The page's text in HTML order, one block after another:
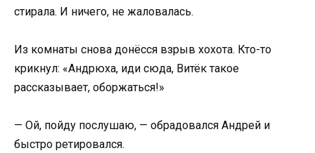
стирала. И ничего, не жаловалась.
Из комнаты снова донёсся взрыв хохота. Кто-то
крикнул: «Андрюха, иди сюда, Витёк такое
рассказывает, оборжаться!»
— Ой, пойду послушаю, — обрадовался Андрей и
быстро ретировался.